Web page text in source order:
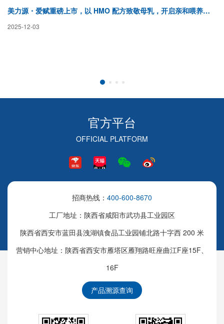
美力源・爱赋重磅上市，以 HMO 配方致敬母乳，开启亲和喂养新纪元
2025-12-03
官方平台
OFFICIAL PLATFORM
招商热线： 400-600-8670
工厂地址：陕西省咸阳市武功县工业园区
陕西省西安市蓝田县洩湖镇食品工业园铺北路十字西 200 米
营销中心地址：陕西省西安市雁塔区雁翔路旺座曲江F座15F、
16F
产品溯源查询